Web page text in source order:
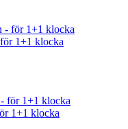
1+1 klocka
1+1 klocka